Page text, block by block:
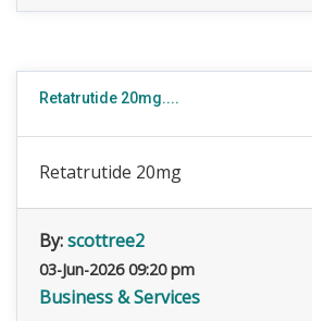
Retatrutide 20mg....
Retatrutide 20mg
By:scottree2
03-Jun-2026 09:20 pm
Business & Services